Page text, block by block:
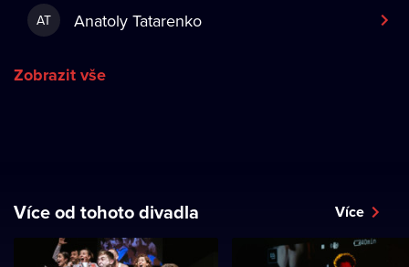
AT Anatoly Tatarenko
Zobrazit vše
Více od tohoto divadla Více